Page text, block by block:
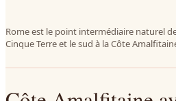
Rome est le point intermédiaire naturel
Cinque Terre et le sud à la Côte